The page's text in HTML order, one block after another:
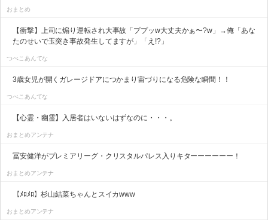
おまとめ
【衝撃】上司に煽り運転され大事故「ププッw大丈夫かぁ〜?w」→俺「あな
たのせいで玉突き事故発生してますが」「え!?」
つべこあんてな
3歳女児が開くガレージドアにつかまり宙づりになる危険な瞬間！！
つべこあんてな
【心霊・幽霊】入居者はいないはずなのに・・・。
おまとめアンテナ
冨安健洋がプレミアリーグ・クリスタルパレス入りキターーーーーー！
おまとめアンテナ
【ﾒﾛﾒﾛ】杉山結菜ちゃんとスイカwww
おまとめアンテナ